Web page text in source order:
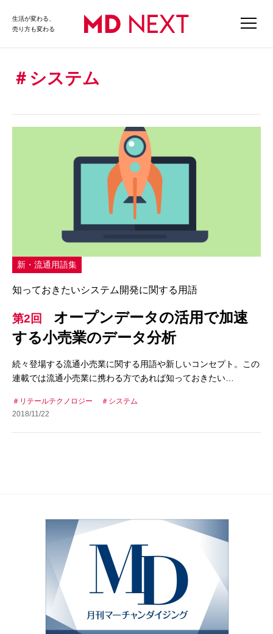
生活が変わる、
売り方も変わる
システム
新・流通用語集
知っておきたいシステム開発に関する用語
第2回
オープンデータの活用で加速
する小売業のデータ分析
続々登場する流通小売業に関する用語や新しいコンセプト。この
連載では流通小売業に携わる方であれば知っておきたい…
リテールテクノロジー
システム
2018/11/22